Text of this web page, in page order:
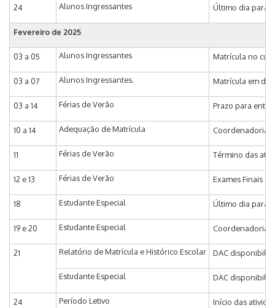
24 Alunos Ingressantes Último dia para
Fevereiro de 2025
03 a 05 Alunos Ingressantes Matrícula no
03 a 07 Alunos Ingressantes. Matrícula em
03 a 14 Férias de Verão Prazo para
10 a 14 Adequação de Matrícula Coordenadoria
11 Férias de Verão Término das
12 e 13 Férias de Verão Exames Finais
18 Estudante Especial Último dia para
19 e 20 Estudante Especial Coordenadoria
21 Relatório de Matrícula e Histórico Escolar DAC
Estudante Especial DAC
24 Período Letivo Início das